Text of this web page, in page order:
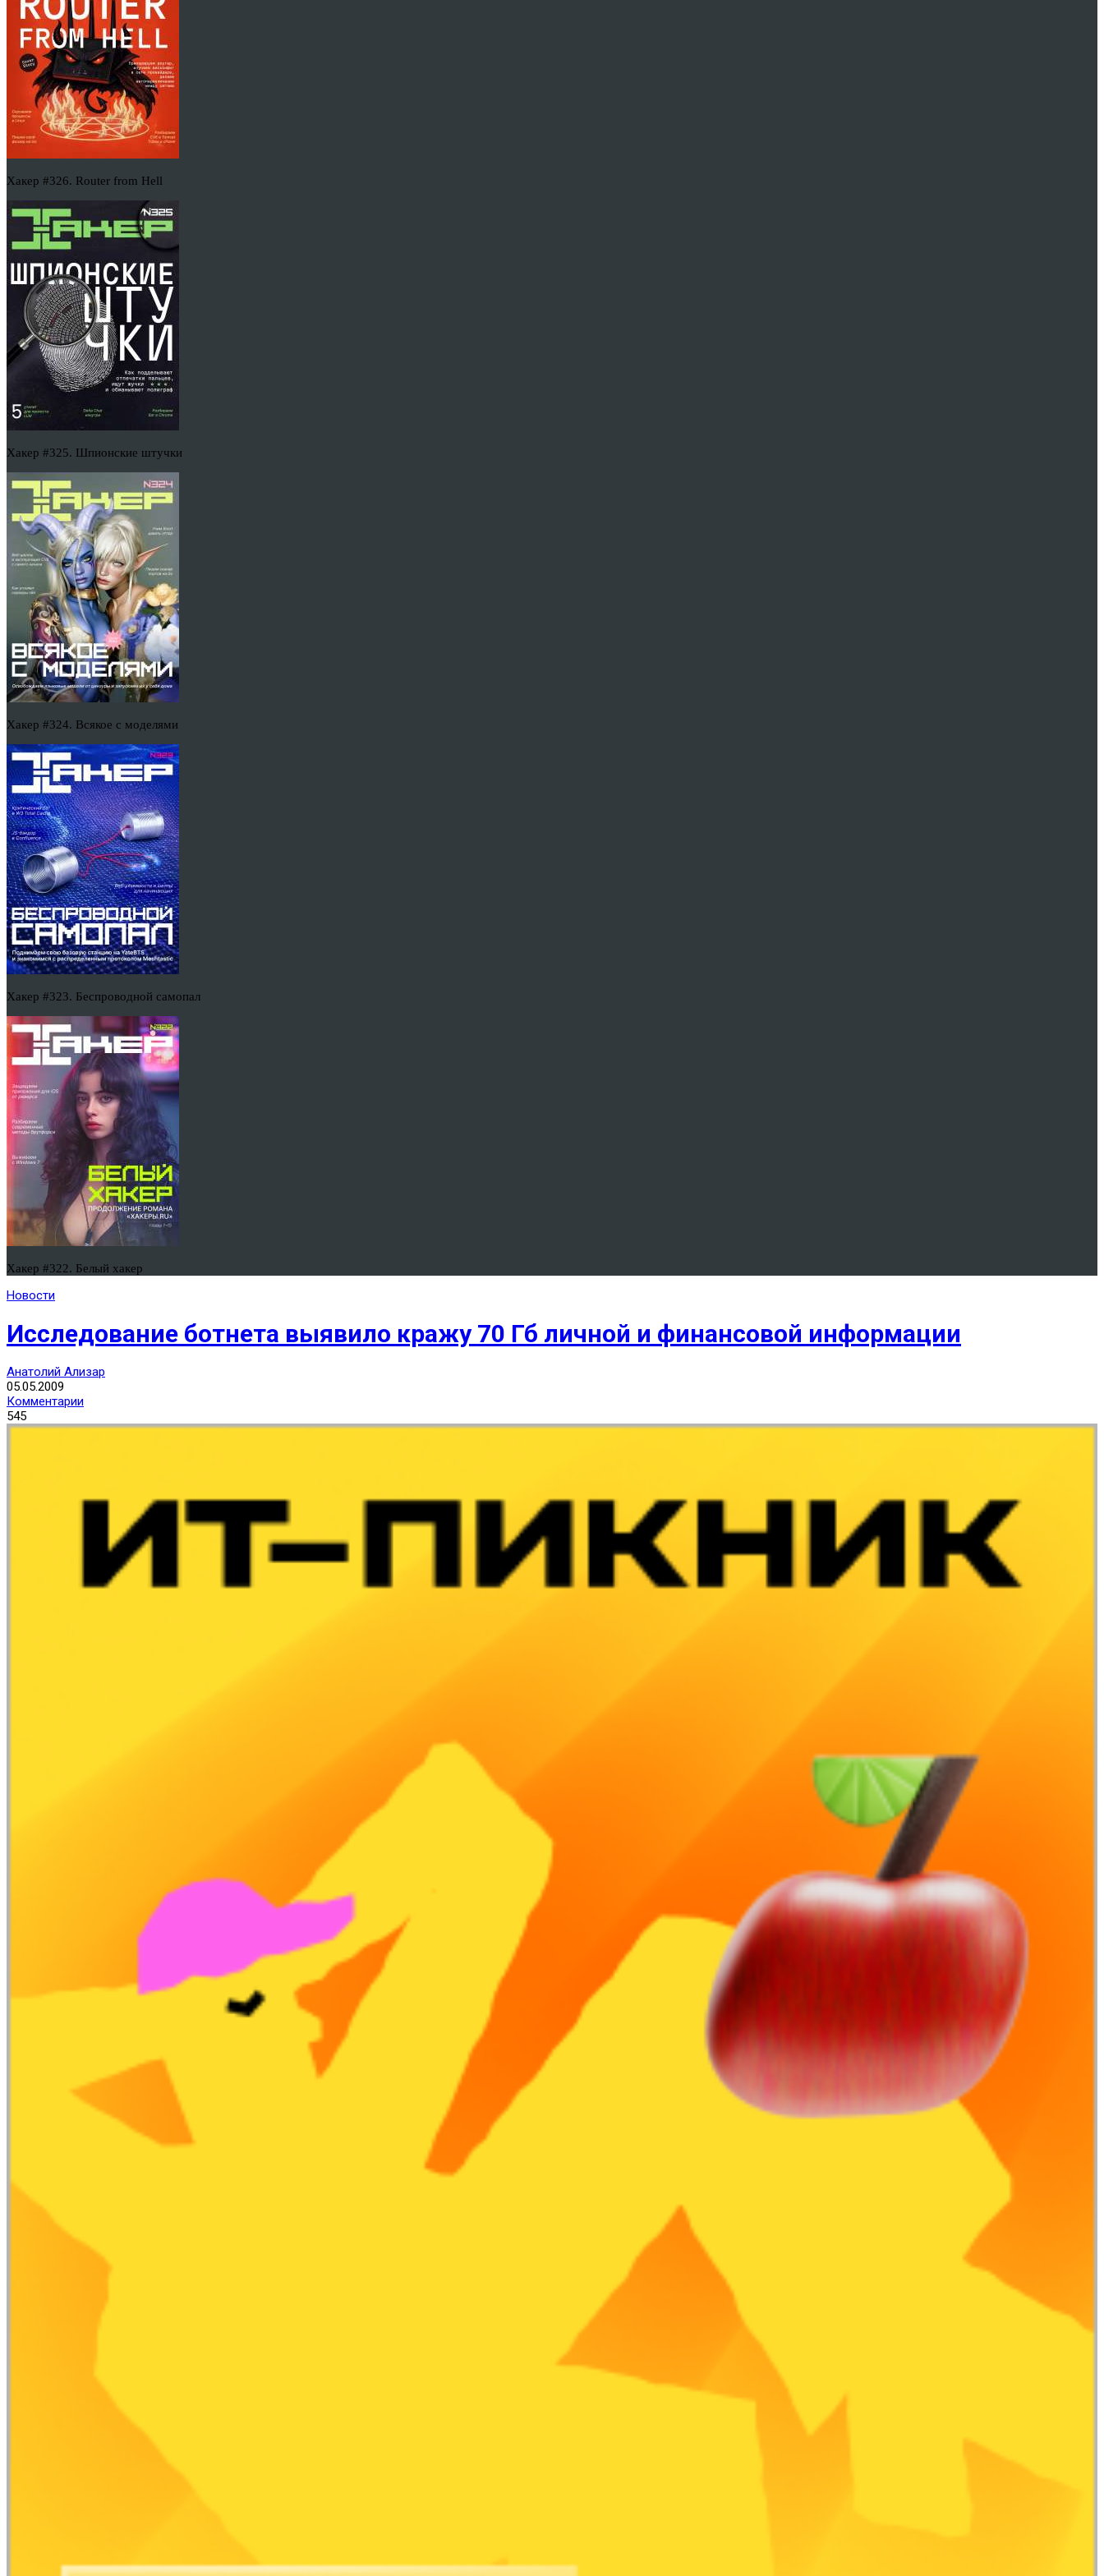
Хакер #326. Router from Hell
Хакер #325. Шпионские штучки
Хакер #324. Всякое с моделями
Хакер #323. Беспроводной самопал
Хакер #322. Белый хакер
Новости
Исследование ботнета выявило кражу 70 Гб личной и финансовой информации
Анатолий Ализар
05.05.2009
Комментарии
545